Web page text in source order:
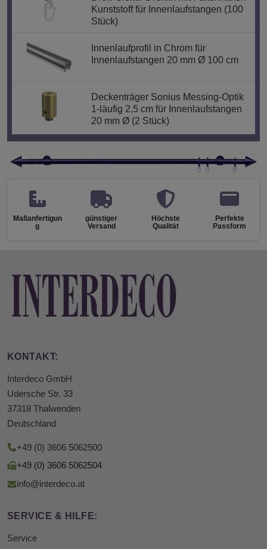
Kunststoff für Innenlaufstangen (100
Stück)
Innenlaufprofil in Chrom für
Innenlaufstangen 20 mm Ø 100 cm
Deckenträger Sonius Messing-Optik
1-läufig 2,5 cm für Innenlaufstangen
20 mm Ø (2 Stück)
Maßanfertigun
g
günstiger
Versand
Höchste
Qualität
Perfekte
Passform
KONTAKT:
Interdeco GmbH
Udersche Str. 33
37318 Thalwenden
Deutschland
+49 (0) 3606 5062500
+49 (0) 3606 5062504
info@interdeco.at
SERVICE & HILFE:
Service